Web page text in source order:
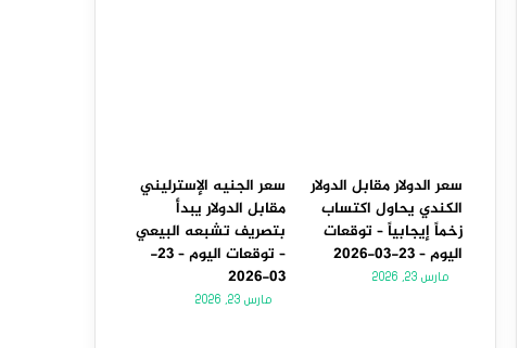
سعر الدولار مقابل الدولار
الكندي يحاول اكتساب
زخماً إيجابياً – توقعات
اليوم – 23-03-2026
مارس 23, 2026
سعر الجنيه الإسترليني
مقابل الدولار يبدأ
بتصريف تشبعه البيعي
– توقعات اليوم – 23-
03-2026
مارس 23, 2026